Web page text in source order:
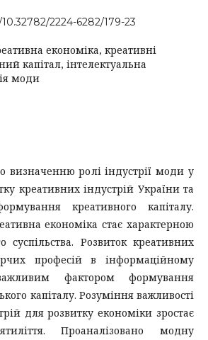
2224-6282/179-23
економіка, креативні
капітал, інтелектуальна
моди
визначенню ролі індустрії моди у
креативних індустрій України та
креативного капіталу.
економіка стає характерною
суспільства. Розвиток креативних
професій в інформаційному
фактором формування
капіталу. Розуміння важливості
для розвитку економіки зростає
Проаналізовано модну